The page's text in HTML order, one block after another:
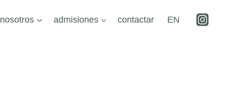
nosotros admisiones contactar EN